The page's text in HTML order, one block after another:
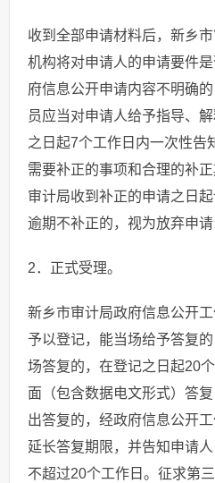
收到全部申请材料后，新乡
机构将对申请人的申请要件
府信息公开申请内容不明确
员应当对申请人给予指导、
之日起7个工作日内一次性告
需要补正的事项和合理的补
审计局收到补正的申请之日
逾期不补正的，视为放弃申请
2．正式受理。
新乡市审计局政府信息公开
予以登记，能当场给予答复
场答复的，在登记之日起20
面（包含数据电文形式）答
出答复的，经政府信息公开
延长答复期限，并告知申请
不超过20个工作日。征求第